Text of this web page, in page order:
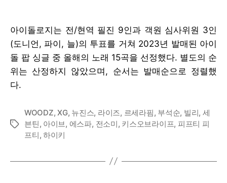
아이돌로지는 전/현역 필진 9인과 객원 심사위원 3인
(도니언, 파이, 늘)의 투표를 거쳐 2023년 발매된 아이
돌 팝 싱글 중 올해의 노래 15곡을 선정했다. 별도의 순
위는 산정하지 않았으며, 순서는 발매순으로 정렬했
다.
Tags
WOODZ,XG, 뉴진스, 라이즈, 르세라핌, 부석순, 빌리, 세
븐틴, 아이브, 에스파, 전소미, 키스오브라이프, 피프티 피
프티, 하이키